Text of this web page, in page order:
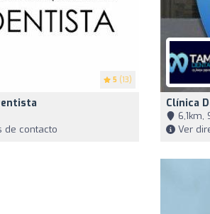
5 (13)
de contacto
Clínica
6,1km,
Ver